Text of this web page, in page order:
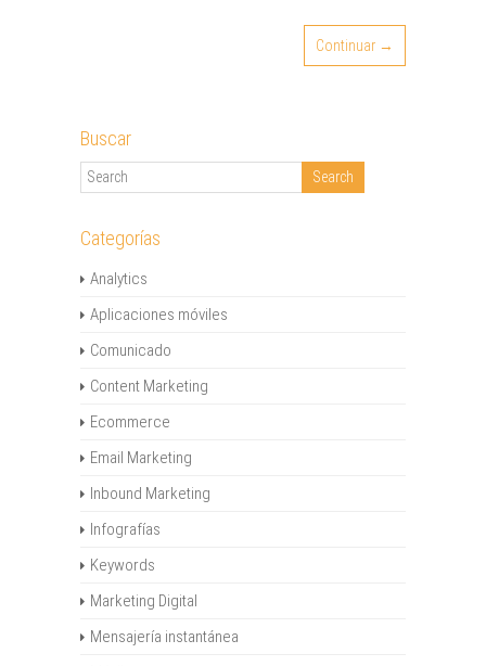
Continuar →
Buscar
Categorías
Analytics
Aplicaciones móviles
Comunicado
Content Marketing
Ecommerce
Email Marketing
Inbound Marketing
Infografías
Keywords
Marketing Digital
Mensajería instantánea